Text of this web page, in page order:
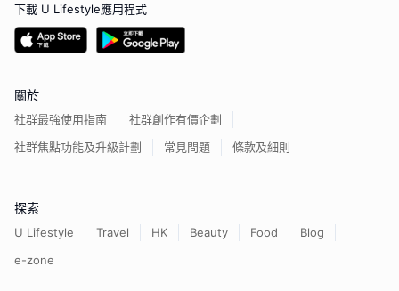
下載 U Lifestyle應用程式
關於
社群最強使用指南
社群創作有價企劃
社群焦點功能及升級計劃
常見問題 條款及細則
探索
U Lifestyle Travel HK Beauty Food
Blog
e-zone